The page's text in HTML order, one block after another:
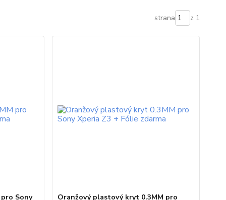
strana z 1
Sony
Oranžový plastový kryt 0.3MM pro